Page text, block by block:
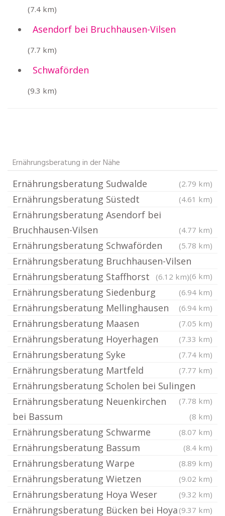
(7.4 km)
Asendorf bei Bruchhausen-Vilsen
(7.7 km)
Schwaförden
(9.3 km)
Ernährungsberatung in der Nähe
Ernährungsberatung Sudwalde (2.79 km)
Ernährungsberatung Süstedt (4.61 km)
Ernährungsberatung Asendorf bei
Bruchhausen-Vilsen
(4.77 km)
Ernährungsberatung Schwaförden (5.78 km)
Ernährungsberatung Bruchhausen-Vilsen
(6 km)
Ernährungsberatung Staffhorst (6.12 km)
Ernährungsberatung Siedenburg (6.94 km)
Ernährungsberatung Mellinghausen (6.94 km)
Ernährungsberatung Maasen (7.05 km)
Ernährungsberatung Hoyerhagen (7.33 km)
Ernährungsberatung Syke (7.74 km)
Ernährungsberatung Martfeld (7.77 km)
Ernährungsberatung Scholen bei Sulingen
(7.78 km)
Ernährungsberatung Neuenkirchen
bei Bassum
(8 km)
Ernährungsberatung Schwarme (8.07 km)
Ernährungsberatung Bassum (8.4 km)
Ernährungsberatung Warpe (8.89 km)
Ernährungsberatung Wietzen (9.02 km)
Ernährungsberatung Hoya Weser (9.32 km)
Ernährungsberatung Bücken bei Hoya (9.37 km)